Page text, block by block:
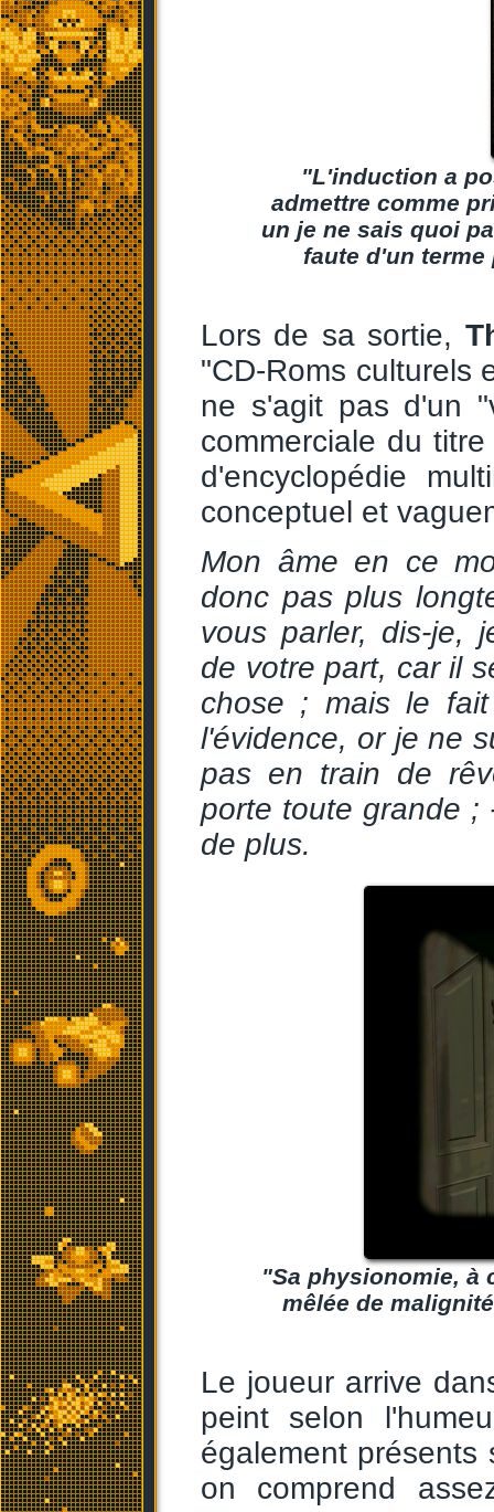
"L'induction a
admettre comme
un je ne sais quoi
faute d'un
Lors de sa sortie,
"CD-Roms culturels
ne s'agit pas d'un
commerciale du
d'encyclopédie
conceptuel et
Mon âme en ce
donc pas plus
vous parler, dis-je,
de votre part, car il
chose ; mais le
l'évidence, or je ne
pas en train de
porte toute grande ;
de plus.
"Sa physionomie, à
mêlée de
Le joueur arrive
peint selon
également présents
on comprend